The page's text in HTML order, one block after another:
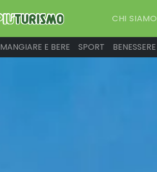
CHI SIAMO
MANGIARE E BERE SPORT BENESSERE